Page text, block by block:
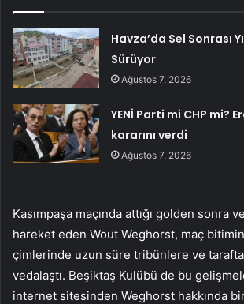
Havza’da Sel Sonrası
Sürüyor
Ağustos 7, 2026
YENİ Parti mi CHP mi?
kararını verdi
Ağustos 7, 2026
Kasımpaşa maçında attığı golden sonra
hareket eden Wout Weghorst, maç
çimlerinde uzun süre tribünlere ve
vedalaştı. Beşiktaş Kulübü de bu
internet sitesinden Weghorst hakkında